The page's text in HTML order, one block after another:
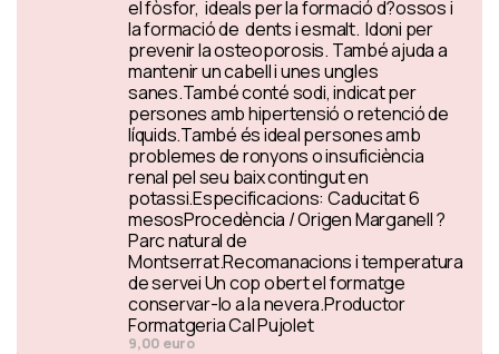
el fòsfor, ideals per la formació d?ossos i
la formació de dents i esmalt. Idoni per
prevenir la osteoporosis. També ajuda a
mantenir un cabell i unes ungles
sanes.També conté sodi, indicat per
persones amb hipertensió o retenció de
líquids.També és ideal persones amb
problemes de ronyons o insuficiència
renal pel seu baix contingut en
potassi.Especificacions: Caducitat 6
mesosProcedència / Origen Marganell ?
Parc natural de
Montserrat.Recomanacions i temperatura
de servei Un cop obert el formatge
conservar-lo a la nevera.Productor
Formatgeria Cal Pujolet
9,00 euro